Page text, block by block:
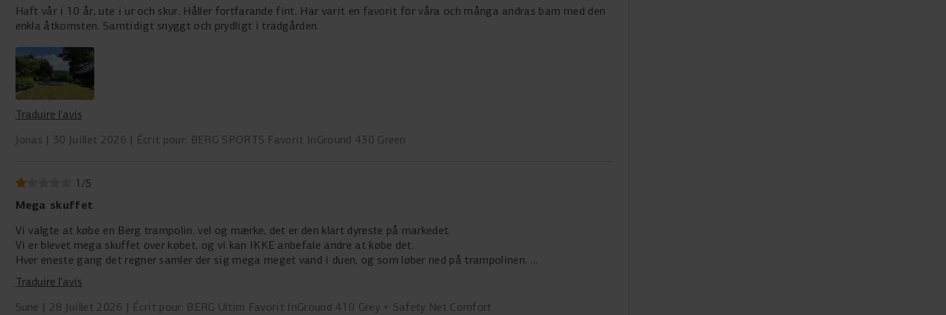
Haft vår i 10 år, ute i ur och skur. Håller fortfarande fint. Har varit en favorit för våra och många andras barn med den
enkla åtkomsten. Samtidigt snyggt och prydligt i trädgården.
Traduire l’avis
Jonas
30 Juillet 2026 Écrit pour: BERG SPORTS Favorit InGround 430 Green
1 /5
Mega skuffet
Vi valgte at købe en Berg trampolin, vel og mærke, det er den klart dyreste på markedet.
Vi er blevet mega skuffet over købet, og vi kan IKKE anbefale andre at købe det.
Hver eneste gang det regner samler der sig mega meget vand i duen, og som løber ned på trampolinen.
Det tager så lang tid at få det fjernet…
Traduire l’avis
Sune
28 Juillet 2026 Écrit pour: BERG Ultim Favorit InGround 410 Grey + Safety Net Comfort